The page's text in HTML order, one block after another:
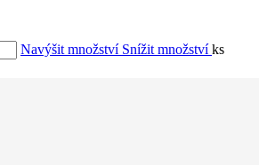
Navýšit množství Snížit množstvíks